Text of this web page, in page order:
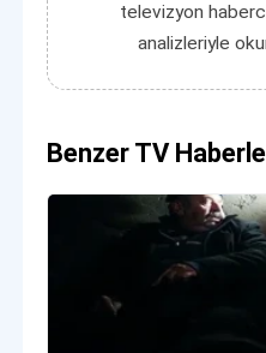
televizyon
analizleriyle
Benzer TV